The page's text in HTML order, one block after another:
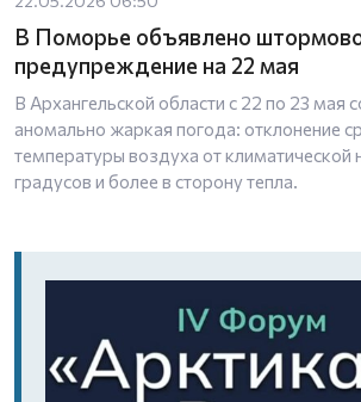
В Поморье объявлено
предупреждение на 22 мая
В Архангельской области с 22 по 23 мая
аномально жаркая погода: отклонение
температуры воздуха от климатической
градусов и более в сторону тепла.